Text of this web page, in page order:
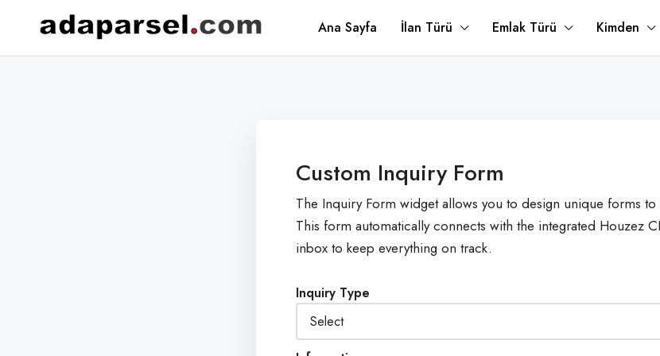
Ana Sayfa İlan Türü Emlak Türü Kimden
Custom Inquiry Form
The Inquiry Form widget allows you to design unique forms
This form automatically connects with the integrated Houzez
inbox to keep everything on track.
Inquiry Type